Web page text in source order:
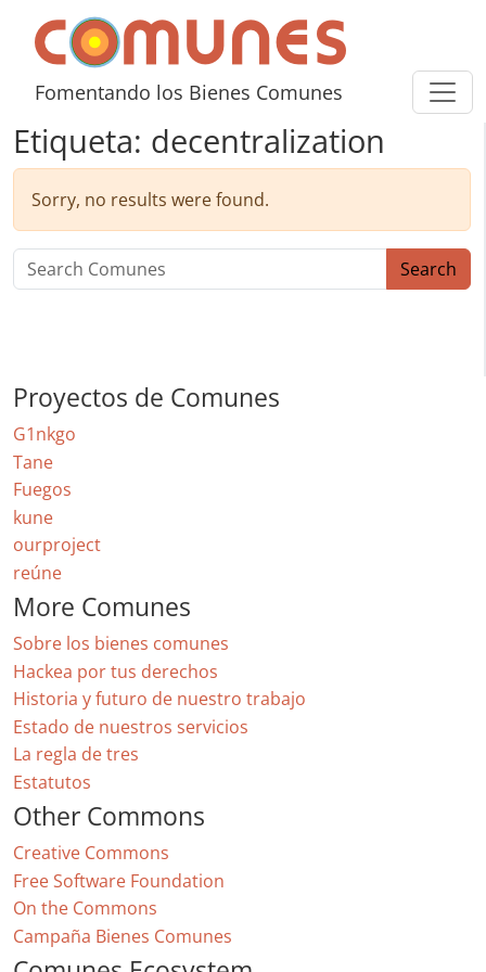
Skip to content
Comunes
Fomentando los Bienes Comunes
Etiqueta: decentralization
Sorry, no results were found.
Search for: Search
Proyectos de Comunes
G1nkgo
Tane
Fuegos
kune
ourproject
reúne
More Comunes
Sobre los bienes comunes
Hackea por tus derechos
Historia y futuro de nuestro trabajo
Estado de nuestros servicios
La regla de tres
Estatutos
Other Commons
Creative Commons
Free Software Foundation
On the Commons
Campaña Bienes Comunes